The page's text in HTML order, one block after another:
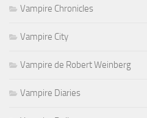
Vampire Chronicles
Vampire City
Vampire de Robert Weinberg
Vampire Diaries